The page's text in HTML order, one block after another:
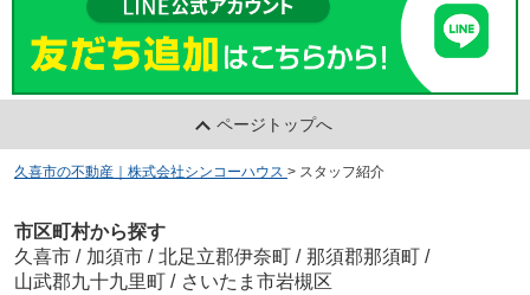
ページトップへ
久喜市の不動産｜株式会社シンコーハウス > スタッフ紹介
市区町村から探す
久喜市 / 加須市 / 北足立郡伊奈町 / 那須郡那須町 /
山武郡九十九里町 / さいたま市岩槻区